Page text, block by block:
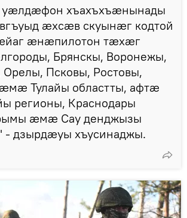
хъахъхъӕнынады
ӕхсӕв скуынӕг кодтой
ӕнӕпилотон тӕхӕг
Брянскы, Воронежы,
Орелы, Псковы, Ростовы,
Тулайы областты, афтӕ
регионы, Краснодары
æмæ Сау денджызы
- дзырдӕуы хъусинаджы.